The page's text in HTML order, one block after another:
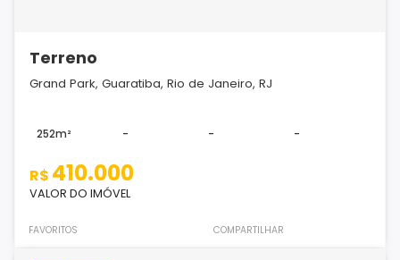
Terreno
Grand Park, Guaratiba, Rio de Janeiro, RJ
252m² - - -
R$ 410.000
VALOR DO IMÓVEL
FAVORITOS COMPARTILHAR